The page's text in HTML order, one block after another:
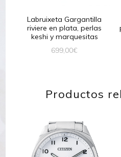
Labruixeta Gargantilla
riviere en plata, perlas
keshi y marquesitas
699,00€
Productos